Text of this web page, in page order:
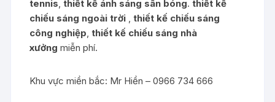
tennis,thiết kế ánh sáng sân bóng.thiết kế
chiếu sáng ngoài trời ,thiết kế chiếu sáng
công nghiệp,thiết kế chiếu sáng nhà
xưởng miễn phí.
Khu vực miền bắc: Mr Hiền – 0966 734 666